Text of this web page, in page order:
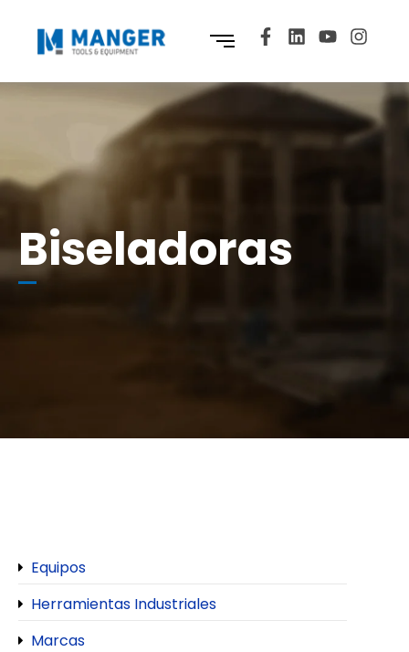
Biseladoras
Equipos
Herramientas Industriales
Marcas